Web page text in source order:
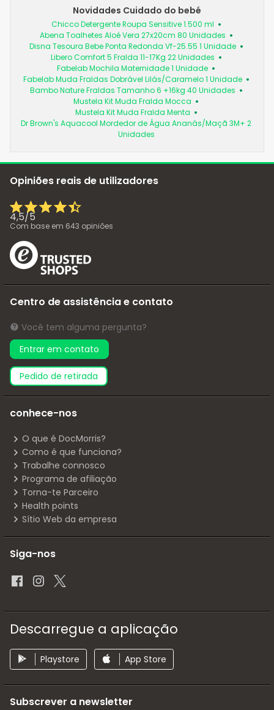
Novidades Cuidado do bebé
Chicco Detergente Roupa Sensitive 1.500 ml
Abena Toalhetes Aloé Vera 27x20cm 80 Unidades
Disna Tesoura Bebe Ponta Redonda Vf-25.55 1 Unidade
Libero Comfort 5 Fralda 11-17Kg 22 Unidades
Fabelab Mochila Maternidade 1 Unidade
Fabelab Muda Fraldas Dobrável Lilás/Caramelo 1 Unidade
Bambo Nature Fraldas Tamanho 6 +16kg 40 Unidades
Mustela Kit Muda Fralda Mocca
Mustela Kit Muda Fralda Menta
Dr Brown's Aquacool Mordedor de Água Ananás/Maçã 3M+ 2
Unidades
Opiniões reais de utilizadores
4,5/5
Com base em 643 opiniões
Centro de assistência e contato
Você tem alguma pergunta?
Entrar em contato
pedido de retirada
conhece-nos
O que é DocMorris?
Como é que funciona?
Trabalhe connosco
Programa de afiliação
Torna-te Parceiro
Health points
Sítio Web da empresa
Siga-nos
Descarregue a aplicação
Playstore App Store
Subscrever a newsletter